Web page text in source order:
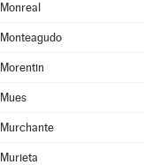
Monreal
Monteagudo
Morentin
Mues
Murchante
Murieta